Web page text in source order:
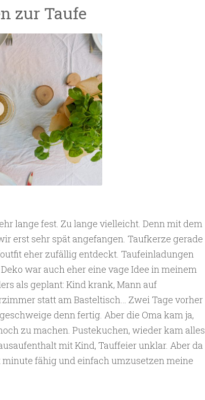
zur Taufe
lange fest. Zu lange vielleicht. Denn mit dem
erst sehr spät angefangen. Taufkerze gerade
eher zufällig entdeckt. Taufeinladungen
war auch eher eine vage Idee in meinem
als geplant: Kind krank, Mann auf
statt am Basteltisch… Zwei Tage vorher
denn fertig. Aber die Oma kam ja,
zu machen. Pustekuchen, wieder kam alles
mit Kind, Tauffeier unklar. Aber da
fähig und einfach umzusetzen meine